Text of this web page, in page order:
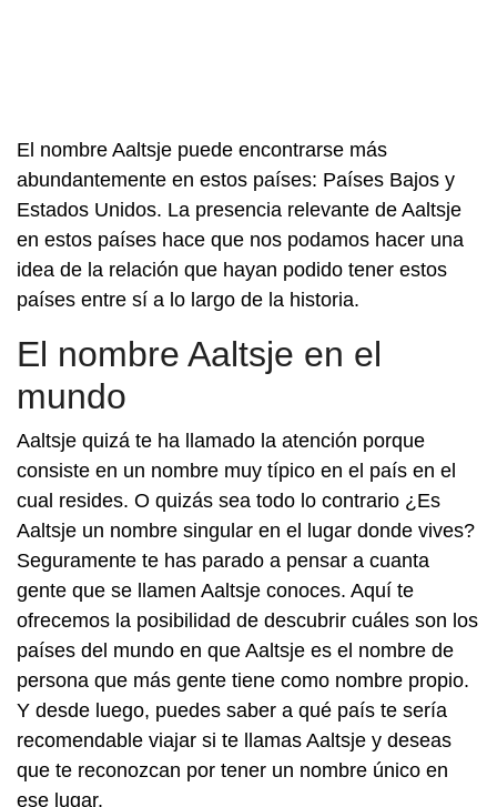
El nombre Aaltsje puede encontrarse más
abundantemente en estos países: Países Bajos y
Estados Unidos. La presencia relevante de Aaltsje
en estos países hace que nos podamos hacer una
idea de la relación que hayan podido tener estos
países entre sí a lo largo de la historia.
El nombre Aaltsje en el
mundo
Aaltsje quizá te ha llamado la atención porque
consiste en un nombre muy típico en el país en el
cual resides. O quizás sea todo lo contrario ¿Es
Aaltsje un nombre singular en el lugar donde vives?
Seguramente te has parado a pensar a cuanta
gente que se llamen Aaltsje conoces. Aquí te
ofrecemos la posibilidad de descubrir cuáles son los
países del mundo en que Aaltsje es el nombre de
persona que más gente tiene como nombre propio.
Y desde luego, puedes saber a qué país te sería
recomendable viajar si te llamas Aaltsje y deseas
que te reconozcan por tener un nombre único en
ese lugar.